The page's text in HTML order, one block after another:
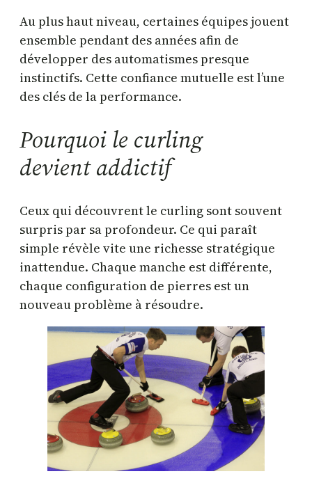
Au plus haut niveau, certaines équipes jouent
ensemble pendant des années afin de
développer des automatismes presque
instinctifs. Cette confiance mutuelle est l’une
des clés de la performance.
Pourquoi le curling
devient addictif
Ceux qui découvrent le curling sont souvent
surpris par sa profondeur. Ce qui paraît
simple révèle vite une richesse stratégique
inattendue. Chaque manche est différente,
chaque configuration de pierres est un
nouveau problème à résoudre.